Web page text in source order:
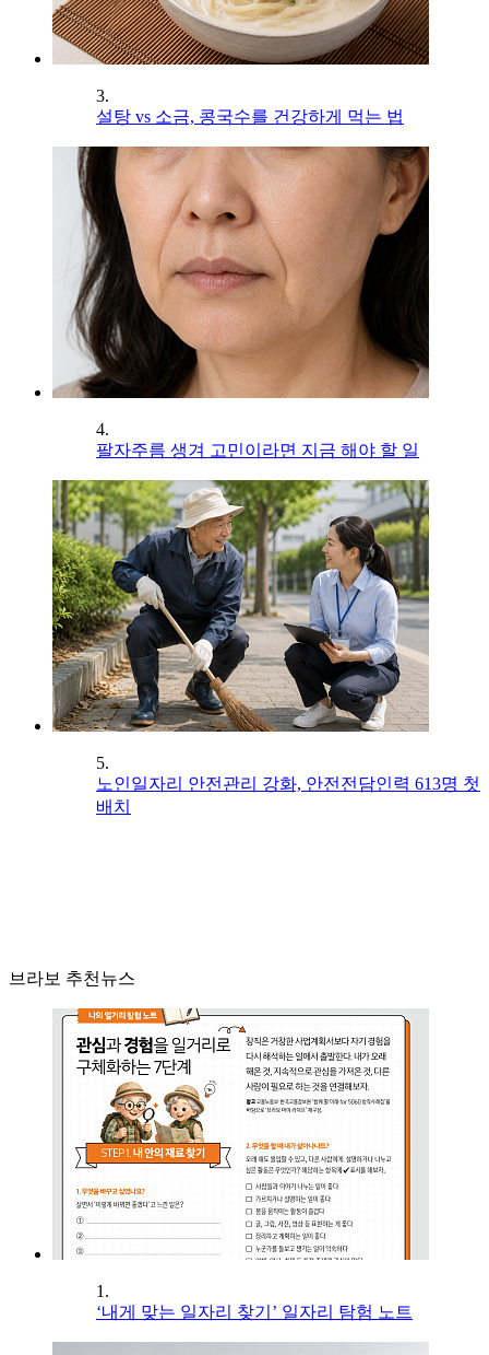
3.
설탕 vs 소금, 콩국수를 건강하게 먹는 법
4.
팔자주름 생겨 고민이라면 지금 해야 할 일
5.
노인일자리 안전관리 강화, 안전전담인력 613명 첫
배치
브라보 추천뉴스
1.
‘내게 맞는 일자리 찾기’ 일자리 탐험 노트